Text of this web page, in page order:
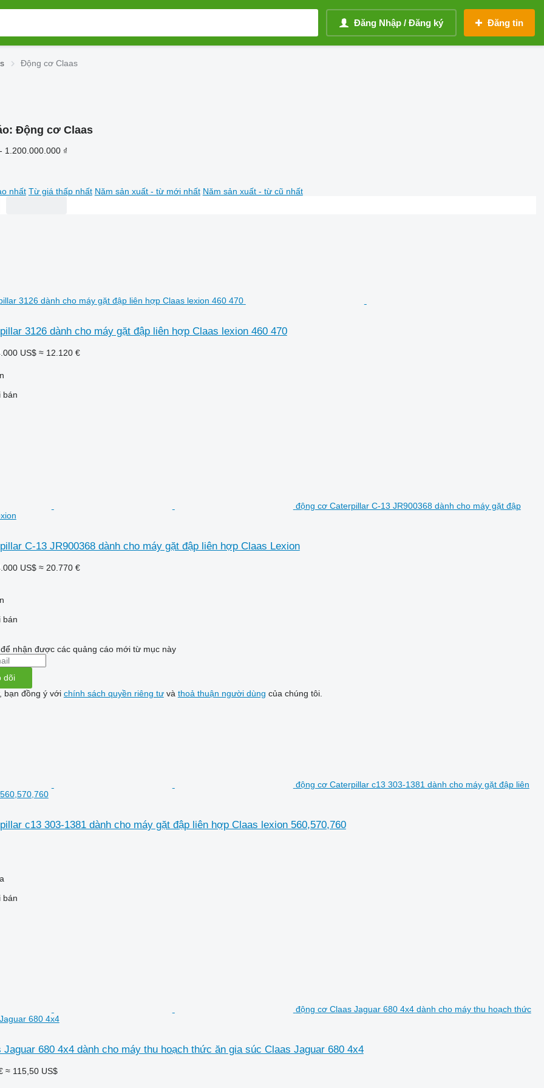
Đăng Nhập / Đăng ký Đăng tin
Động cơ Claas
Động cơ Claas
1.200.000.000 ₫
nhất Từ giá thấp nhất Năm sản xuất - từ mới nhất Năm sản xuất - từ cũ nhất
3126 dành cho máy gặt đập liên hợp Claas lexion 460 470
US$ ≈ 12.120 €
bán
động cơ Caterpillar C-13 JR900368 dành cho máy gặt đập
C-13 JR900368 dành cho máy gặt đập liên hợp Claas Lexion
US$ ≈ 20.770 €
bán
nhận được các quảng cáo mới từ mục này
dõi
bạn đồng ý với chính sách quyền riêng tưvà thoả thuận người dùng của chúng tôi.
động cơ Caterpillar c13 303-1381 dành cho máy gặt đập liên
c13 303-1381 dành cho máy gặt đập liên hợp Claas lexion 560,570,760
bán
động cơ Claas Jaguar 680 4x4 dành cho máy thu hoạch thức
680 4x4
680 4x4 dành cho máy thu hoạch thức ăn gia súc Claas Jaguar 680 4x4
≈ 115,50 US$